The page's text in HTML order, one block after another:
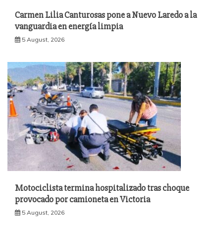
Carmen Lilia Canturosas pone a Nuevo Laredo a la
vanguardia en energía limpia
5 August, 2026
Motociclista termina hospitalizado tras choque
provocado por camioneta en Victoria
5 August, 2026